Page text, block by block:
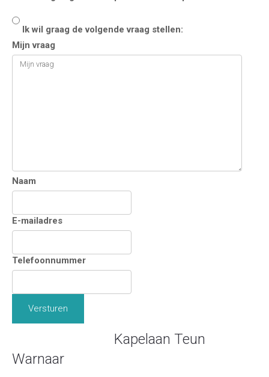
Ik wil graag de volgende vraag stellen:
Mijn vraag
Naam
E-mailadres
Telefoonnummer
Versturen
Kapelaan Teun
Warnaar